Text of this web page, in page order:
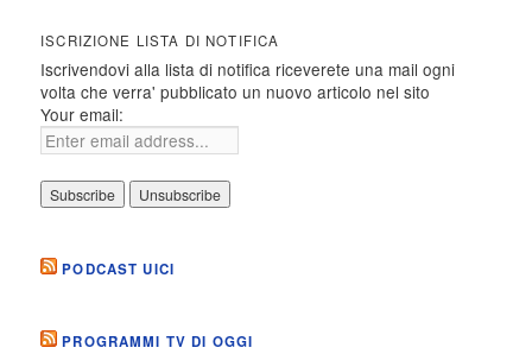
ISCRIZIONE LISTA DI NOTIFICA
Iscrivendovi alla lista di notifica riceverete una mail ogni
volta che verra' pubblicato un nuovo articolo nel sito
Your email:
PODCAST UICI
PROGRAMMI TV DI OGGI